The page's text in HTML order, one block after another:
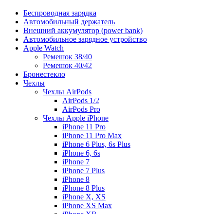
Беспроводная зарядка
Автомобильный держатель
Внешний аккумулятор (power bank)
Автомобильное зарядное устройство
Apple Watch
Ремешок 38/40
Ремешок 40/42
Бронестекло
Чехлы
Чехлы AirPods
AirPods 1/2
AirPods Pro
Чехлы Apple iPhone
iPhone 11 Pro
iPhone 11 Pro Max
iPhone 6 Plus, 6s Plus
iPhone 6, 6s
iPhone 7
iPhone 7 Plus
iPhone 8
iPhone 8 Plus
iPhone X, XS
iPhone XS Max